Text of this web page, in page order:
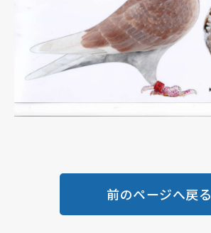
前のページへ戻る